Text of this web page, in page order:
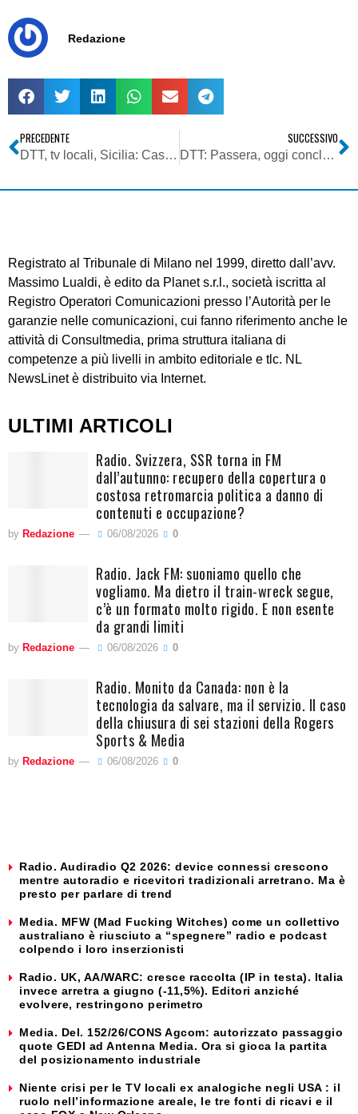
Redazione
PRECEDENTE
DTT, tv locali, Sicilia: Cascio a Lombardo, tuteliamo tv e lavoratori in vista migrazione tecnologica
SUCCESSIVO
DTT: Passera, oggi conclusa digitalizzazione, proseguiremo su questa via
Registrato al Tribunale di Milano nel 1999, diretto dall’avv.
Massimo Lualdi, è edito da Planet s.r.l., società iscritta al
Registro Operatori Comunicazioni presso l’Autorità per le
garanzie nelle comunicazioni, cui fanno riferimento anche le
attività di Consultmedia, prima struttura italiana di
competenze a più livelli in ambito editoriale e tlc. NL
NewsLinet è distribuito via Internet.
ULTIMI ARTICOLI
Radio. Svizzera, SSR torna in FM
dall’autunno: recupero della copertura o
costosa retromarcia politica a danno di
contenuti e occupazione?
by Redazione 06/08/2026 0
Radio. Jack FM: suoniamo quello che
vogliamo. Ma dietro il train-wreck segue,
c’è un formato molto rigido. E non esente
da grandi limiti
by Redazione 06/08/2026 0
Radio. Monito da Canada: non è la
tecnologia da salvare, ma il servizio. Il caso
della chiusura di sei stazioni della Rogers
Sports & Media
by Redazione 06/08/2026 0
Radio. Audiradio Q2 2026: device connessi crescono
mentre autoradio e ricevitori tradizionali arretrano. Ma è
presto per parlare di trend
Media. MFW (Mad Fucking Witches) come un collettivo
australiano è riusciuto a “spegnere” radio e podcast
colpendo i loro inserzionisti
Radio. UK, AA/WARC: cresce raccolta (IP in testa). Italia
invece arretra a giugno (-11,5%). Editori anziché
evolvere, restringono perimetro
Media. Del. 152/26/CONS Agcom: autorizzato passaggio
quote GEDI ad Antenna Media. Ora si gioca la partita
del posizionamento industriale
Niente crisi per le TV locali ex analogiche negli USA : il
ruolo nell’informazione areale, le tre fonti di ricavi e il